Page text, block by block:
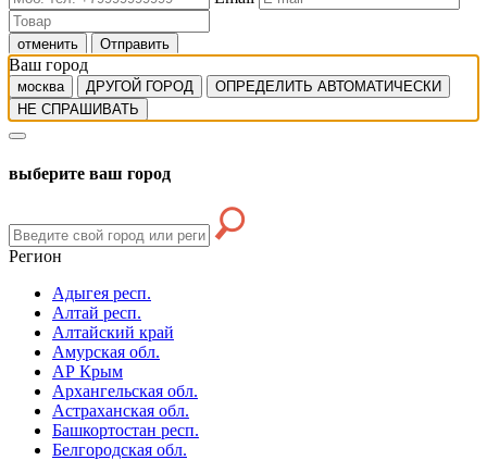
отменить Отправить
Ваш город
москва ДРУГОЙ ГОРОД
ОПРЕДЕЛИТЬ АВТОМАТИЧЕСКИ
НЕ СПРАШИВАТЬ
выберите ваш город
Регион
Адыгея респ.
Алтай респ.
Алтайский край
Амурская обл.
АР Крым
Архангельская обл.
Астраханская обл.
Башкортостан респ.
Белгородская обл.